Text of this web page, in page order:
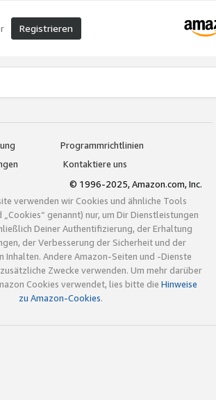
Registrieren
Programmrichtlinien
Kontaktiere uns
© 1996-2025, Amazon.com, Inc.
verwenden wir Cookies und ähnliche Tools
genannt) nur, um Dir Dienstleistungen
Deiner Authentifizierung, der Erhaltung
der Verbesserung der Sicherheit und der
Inhalten. Andere Amazon-Seiten und -Dienste
Zwecke verwenden. Um mehr darüber
Cookies verwendet, lies bitte die Hinweise
zu Amazon-Cookies.